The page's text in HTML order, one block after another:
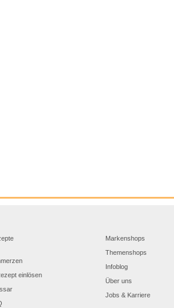
einlösen
Markenshops
Themenshops
Infoblog
Über uns
Jobs & Karriere